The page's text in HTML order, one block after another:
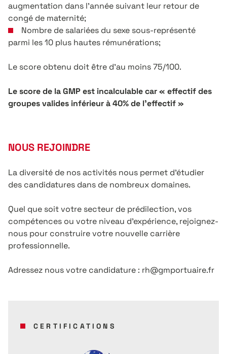
augmentation dans l’année suivant leur retour de
congé de maternité;
Nombre de salariées du sexe sous-représenté
parmi les 10 plus hautes rémunérations;
Le score obtenu doit être d’au moins 75/100.
Le score de la GMP est incalculable car « effectif des
groupes valides inférieur à 40% de l’effectif »
NOUS REJOINDRE
La diversité de nos activités nous permet d’étudier
des candidatures dans de nombreux domaines.
Quel que soit votre secteur de prédilection, vos
compétences ou votre niveau d’expérience, rejoignez-
nous pour construire votre nouvelle carrière
professionnelle.
Adressez nous votre candidature : rh@gmportuaire.fr
CERTIFICATIONS